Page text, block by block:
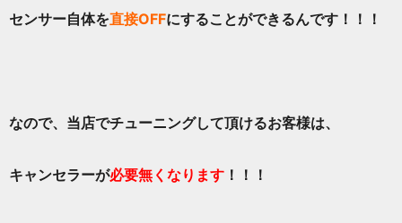
センサー自体を直接OFFにすることができるんです！！！
なので、当店でチューニングして頂けるお客様は、
キャンセラーが必要無くなります ！！！